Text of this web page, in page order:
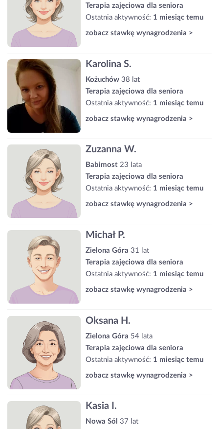
Terapia zajęciowa dla seniora
Ostatnia aktywność: 1 miesiąc temu
zobacz stawkę wynagrodzenia >
Karolina S.
Kożuchów 38 lat
Terapia zajęciowa dla seniora
Ostatnia aktywność: 1 miesiąc temu
zobacz stawkę wynagrodzenia >
Zuzanna W.
Babimost 23 lata
Terapia zajęciowa dla seniora
Ostatnia aktywność: 1 miesiąc temu
zobacz stawkę wynagrodzenia >
Michał P.
Zielona Góra 31 lat
Terapia zajęciowa dla seniora
Ostatnia aktywność: 1 miesiąc temu
zobacz stawkę wynagrodzenia >
Oksana H.
Zielona Góra 54 lata
Terapia zajęciowa dla seniora
Ostatnia aktywność: 1 miesiąc temu
zobacz stawkę wynagrodzenia >
Kasia I.
Nowa Sól 37 lat